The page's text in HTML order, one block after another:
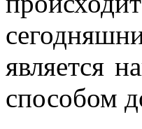
является
способом